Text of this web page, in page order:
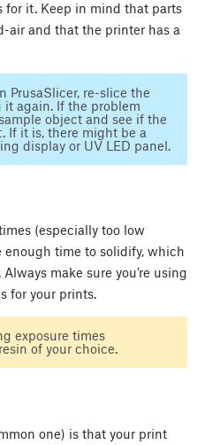
for it. Keep in mind that parts
air and that the printer has a
PrusaSlicer, re-slice the
again. If the problem
object and see if the
If it is, there might be a
display or UV LED panel.
(especially too low
time to solidify, which
make sure you’re using
for your prints.
exposure times
of your choice.
one) is that your print